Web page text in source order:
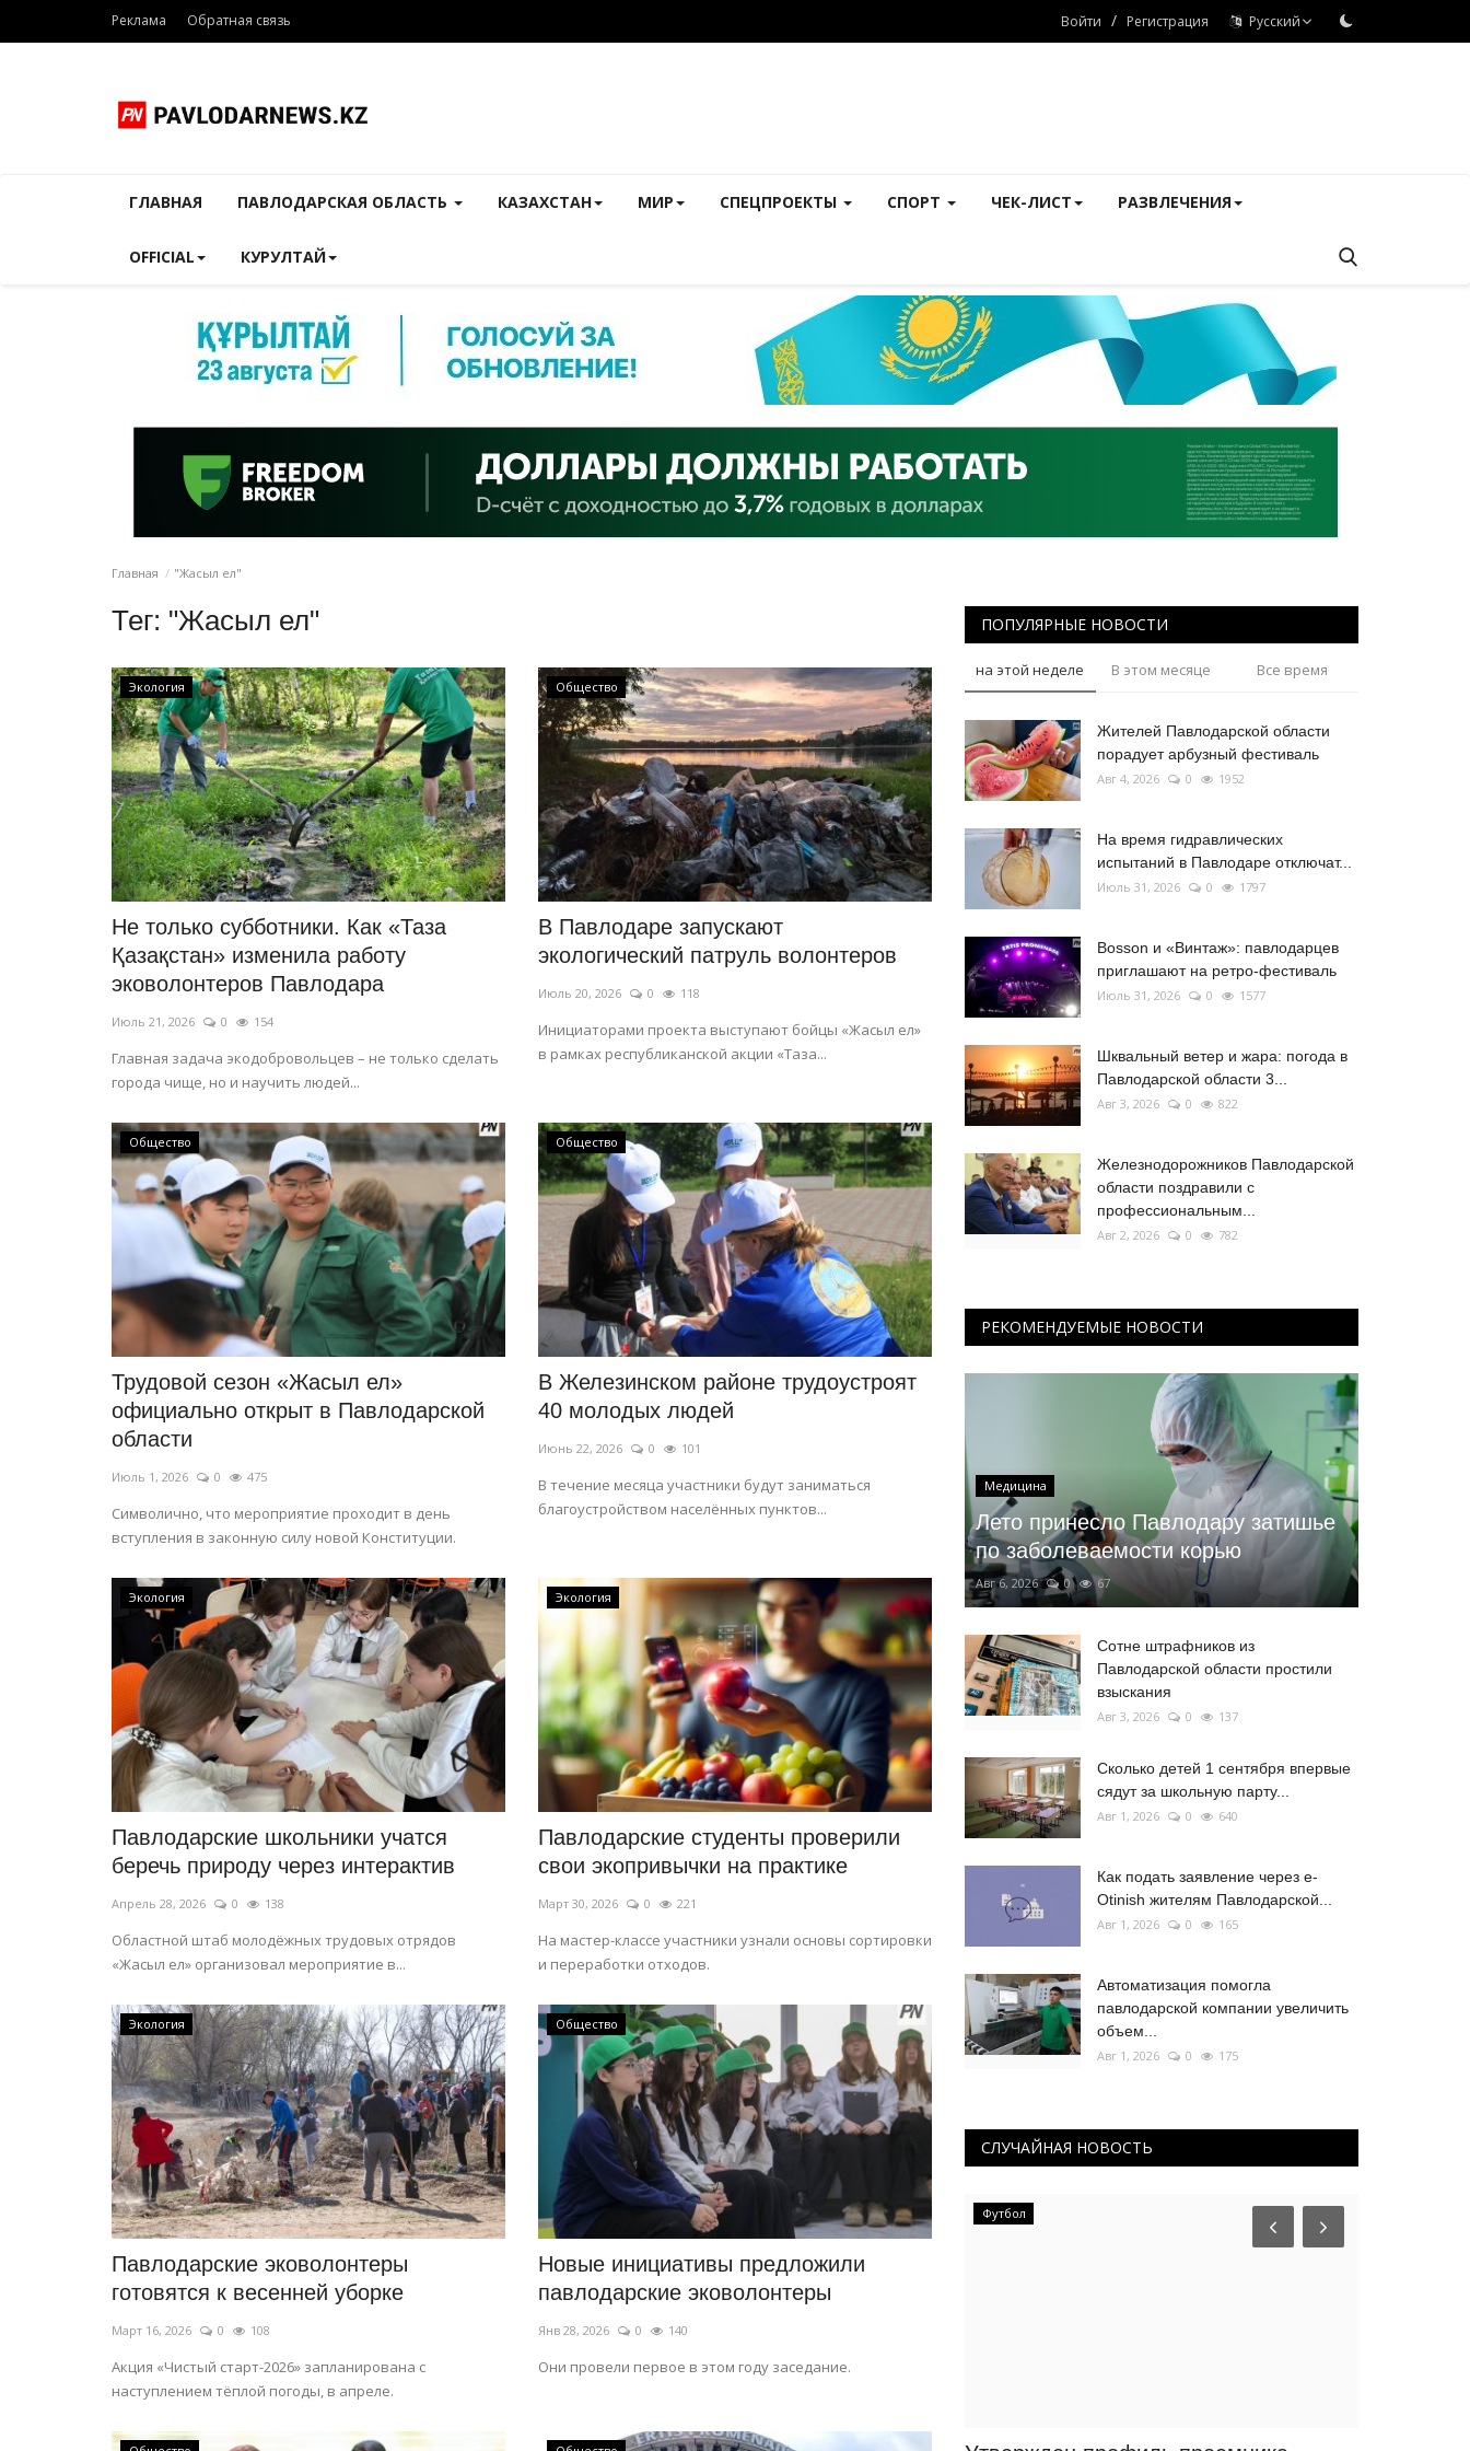
Реклама Обратная связь Войти / Регистрация Русский
ГЛАВНАЯ ПАВЛОДАРСКАЯ ОБЛАСТЬ КАЗАХСТАН МИР СПЕЦПРОЕКТЫ СПОРТ ЧЕК-ЛИСТ РАЗВЛЕЧЕНИЯ
OFFICIAL КУРУЛТАЙ
Главная "Жасыл ел"
Тег: "Жасыл ел"
Экология
Не только субботники. Как «Таза
Қазақстан» изменила работу
эковолонтеров Павлодара
Июль 21, 2026 0 154
Главная задача экодобровольцев – не только сделать
города чище, но и научить людей...
Общество
В Павлодаре запускают
экологический патруль волонтеров
Июль 20, 2026 0 118
Инициаторами проекта выступают бойцы «Жасыл ел»
в рамках республиканской акции «Таза...
Общество
Трудовой сезон «Жасыл ел»
официально открыт в Павлодарской
области
Июль 1, 2026 0 475
Символично, что мероприятие проходит в день
вступления в законную силу новой Конституции.
Общество
В Железинском районе трудоустроят
40 молодых людей
Июнь 22, 2026 0 101
В течение месяца участники будут заниматься
благоустройством населённых пунктов...
Экология
Павлодарские школьники учатся
беречь природу через интерактив
Апрель 28, 2026 0 138
Областной штаб молодёжных трудовых отрядов
«Жасыл ел» организовал мероприятие в...
Экология
Павлодарские студенты проверили
свои экопривычки на практике
Март 30, 2026 0 221
На мастер-классе участники узнали основы сортировки
и переработки отходов.
Экология
Павлодарские эковолонтеры
готовятся к весенней уборке
Март 16, 2026 0 108
Акция «Чистый старт-2026» запланирована с
наступлением тёплой погоды, в апреле.
Общество
Новые инициативы предложили
павлодарские эковолонтеры
Янв 28, 2026 0 140
Они провели первое в этом году заседание.
ПОПУЛЯРНЫЕ НОВОСТИ
на этой неделе В этом месяце Все время
Жителей Павлодарской области
порадует арбузный фестиваль
Авг 4, 2026 0 1952
На время гидравлических
испытаний в Павлодаре отключат...
Июль 31, 2026 0 1797
Bosson и «Винтаж»: павлодарцев
приглашают на ретро-фестиваль
Июль 31, 2026 0 1577
Шквальный ветер и жара: погода в
Павлодарской области 3...
Авг 3, 2026 0 822
Железнодорожников Павлодарской
области поздравили с
профессиональным...
Авг 2, 2026 0 782
РЕКОМЕНДУЕМЫЕ НОВОСТИ
Медицина
Лето принесло Павлодару затишье
по заболеваемости корью
Авг 6, 2026 0 67
Сотне штрафников из
Павлодарской области простили
взыскания
Авг 3, 2026 0 137
Сколько детей 1 сентября впервые
сядут за школьную парту...
Авг 1, 2026 0 640
Как подать заявление через e-
Otinish жителям Павлодарской...
Авг 1, 2026 0 165
Автоматизация помогла
павлодарской компании увеличить
объем...
Авг 1, 2026 0 175
СЛУЧАЙНАЯ НОВОСТЬ
История одного путешествия OFFICIAL Футбол